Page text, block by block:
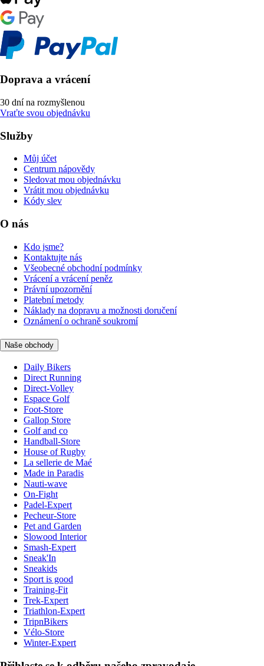
Doprava a vrácení
30 dní na rozmyšlenou
Vraťte svou objednávku
Služby
Můj účet
Centrum nápovědy
Sledovat mou objednávku
Vrátit mou objednávku
Kódy slev
O nás
Kdo jsme?
Kontaktujte nás
Všeobecné obchodní podmínky
Vrácení a vrácení peněz
Právní upozornění
Platební metody
Náklady na dopravu a možnosti doručení
Oznámení o ochraně soukromí
Naše obchody
Daily Bikers
Direct Running
Direct-Volley
Espace Golf
Foot-Store
Gallop Store
Golf and co
Handball-Store
House of Rugby
La sellerie de Maé
Made in Paradis
Nauti-wave
On-Fight
Padel-Expert
Pecheur-Store
Pet and Garden
Slowood Interior
Smash-Expert
Sneak'In
Sneakids
Sport is good
Training-Fit
Trek-Expert
Triathlon-Expert
TripnBikers
Vélo-Store
Winter-Expert